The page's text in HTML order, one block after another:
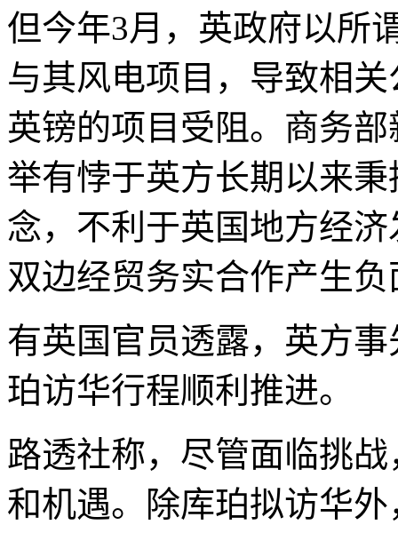
但今年3月，英政府以所
与其风电项目，导致相
英镑的项目受阻。商务
举有悖于英方长期以来
念，不利于英国地方经
双边经贸务实合作产生
有英国官员透露，英方
珀访华行程顺利推进。
路透社称，尽管面临挑
和机遇。除库珀拟访华